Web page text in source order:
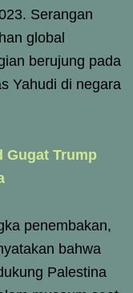
Serangan
global
berujung pada
Yahudi di negara
Gugat Trump
penembakan,
bahwa
Palestina